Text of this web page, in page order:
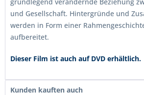
und Gesellschaft. Hintergründe und
werden in Form einer
aufbereitet.
Dieser Film ist auch auf DVD erhältlich.
Kunden kauften auch